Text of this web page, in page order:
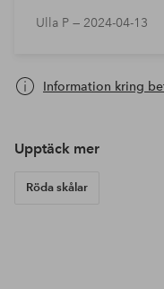
Ulla P — 2024-04-13
Information kring
Upptäck mer
Röda skålar